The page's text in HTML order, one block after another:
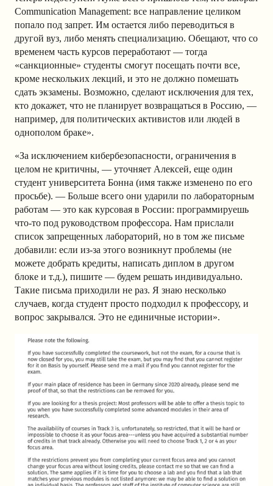
Communication Management: все направление целиком
попало под запрет. Им остается либо переводиться в
другой вуз, либо менять специализацию. Обещают, что со
временем часть курсов переработают — тогда
«санкционные» студенты смогут посещать почти все,
кроме нескольких лекций, и это не должно помешать
сдать экзамены. Возможно, сделают исключения для тех,
кто докажет, что не планирует возвращаться в Россию, —
например, для политических активистов или людей в
однополом браке».
«За исключением кибербезопасности, ограничения в
целом не критичны, — уточняет Алексей, еще один
студент университета Бонна (имя также изменено по его
просьбе). — Больше всего они ударили по лабораторным
работам — это как курсовая в России: программируешь
что-то под руководством профессора. Нам прислали
список запрещенных лабораторий, но в том же письме
добавили: если из-за этого возникнут проблемы (не
можете добрать кредиты, написать диплом в другом
блоке и т.д.), пишите — будем решать индивидуально.
Такие письма приходили не раз. Я знаю несколько
случаев, когда студент просто подходил к профессору, и
вопрос закрывался. Это не единичные истории».